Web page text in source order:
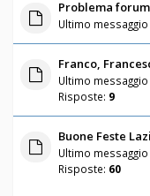
Problema forum
Ultimo
Franco,
Ultimo
Risposte: 9
Buone Feste
Ultimo
Risposte: 60